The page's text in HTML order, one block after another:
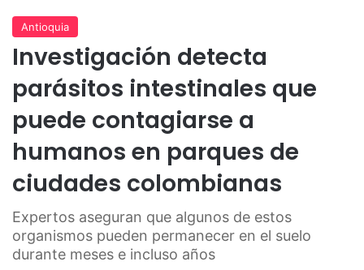
Antioquia
Investigación detecta
parásitos intestinales que
puede contagiarse a
humanos en parques de
ciudades colombianas
Expertos aseguran que algunos de estos
organismos pueden permanecer en el suelo
durante meses e incluso años